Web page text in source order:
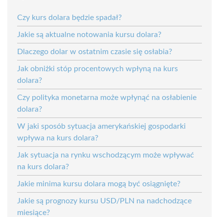
Czy kurs dolara będzie spadał?
Jakie są aktualne notowania kursu dolara?
Dlaczego dolar w ostatnim czasie się osłabia?
Jak obniżki stóp procentowych wpłyną na kurs
dolara?
Czy polityka monetarna może wpłynąć na osłabienie
dolara?
W jaki sposób sytuacja amerykańskiej gospodarki
wpływa na kurs dolara?
Jak sytuacja na rynku wschodzącym może wpływać
na kurs dolara?
Jakie minima kursu dolara mogą być osiągnięte?
Jakie są prognozy kursu USD/PLN na nadchodzące
miesiące?